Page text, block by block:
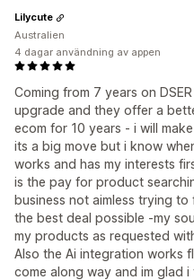
Coming from 7 years on
upgrade and they offer a
ecom for 10 years - i will
its a big move but i know
works and has my interests
is the pay for product
business not aimless trying
the best deal possible -my
my products as requested
Also the Ai integration works
come along way and im glad
Lilycute
Australien
4 dagar användning av appen